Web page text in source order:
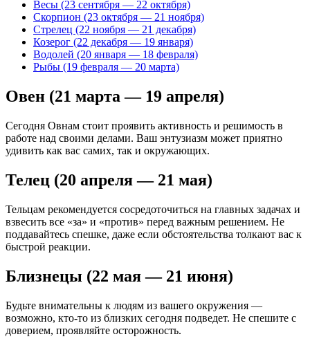
Весы (23 сентября — 22 октября)
Скорпион (23 октября — 21 ноября)
Стрелец (22 ноября — 21 декабря)
Козерог (22 декабря — 19 января)
Водолей (20 января — 18 февраля)
Рыбы (19 февраля — 20 марта)
Овен (21 марта — 19 апреля)
Сегодня Овнам стоит проявить активность и решимость в
работе над своими делами. Ваш энтузиазм может приятно
удивить как вас самих, так и окружающих.
Телец (20 апреля — 21 мая)
Тельцам рекомендуется сосредоточиться на главных задачах и
взвесить все «за» и «против» перед важным решением. Не
поддавайтесь спешке, даже если обстоятельства толкают вас к
быстрой реакции.
Близнецы (22 мая — 21 июня)
Будьте внимательны к людям из вашего окружения —
возможно, кто-то из близких сегодня подведет. Не спешите с
доверием, проявляйте осторожность.